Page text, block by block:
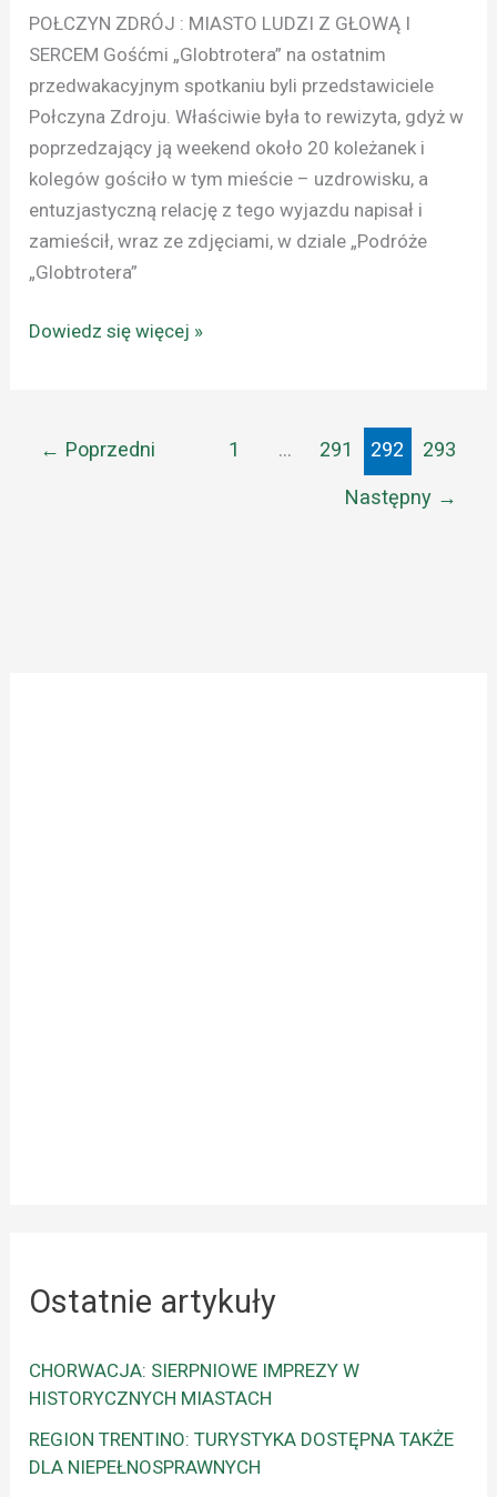
POŁCZYN ZDRÓJ : MIASTO LUDZI Z GŁOWĄ I
SERCEM Gośćmi „Globtrotera” na ostatnim
przedwakacyjnym spotkaniu byli przedstawiciele
Połczyna Zdroju. Właściwie była to rewizyta, gdyż w
poprzedzający ją weekend około 20 koleżanek i
kolegów gościło w tym mieście – uzdrowisku, a
entuzjastyczną relację z tego wyjazdu napisał i
zamieścił, wraz ze zdjęciami, w dziale „Podróże
„Globtrotera”
LUDZI
Z
GŁOWĄ
I
SERCEM
Dowiedz się więcej »
← Poprzedni 1 … 291 292 293
Następny →
Ostatnie artykuły
CHORWACJA: SIERPNIOWE IMPREZY W
HISTORYCZNYCH MIASTACH
REGION TRENTINO: TURYSTYKA DOSTĘPNA TAKŻE
DLA NIEPEŁNOSPRAWNYCH